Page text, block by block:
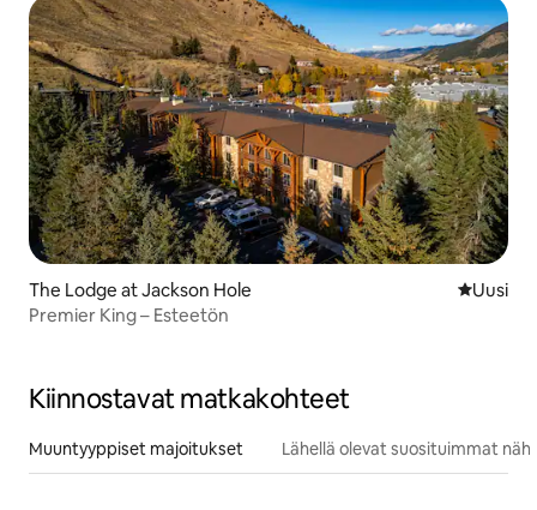
The Lodge at Jackson Hole Uusi
Uusi
Premier King – Esteetön
Kiinnostavat matkakohteet
Muuntyyppiset majoitukset Lähellä olevat suosituimmat